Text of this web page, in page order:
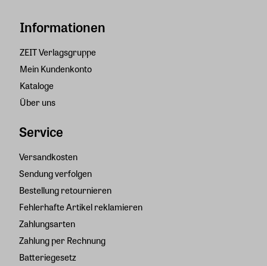
Informationen
ZEIT Verlagsgruppe
Mein Kundenkonto
Kataloge
Über uns
Service
Versandkosten
Sendung verfolgen
Bestellung retournieren
Fehlerhafte Artikel reklamieren
Zahlungsarten
Zahlung per Rechnung
Batteriegesetz